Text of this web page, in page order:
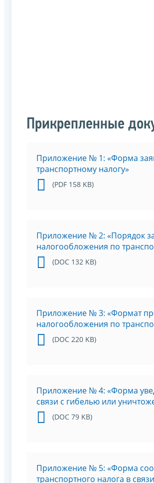
Прикрепленные
Приложение № 1: «Форма
транспортному налогу»
(PDF 158 KB)
Приложение № 2: «Порядок
налогообложения по
(DOC 132 KB)
Приложение № 3: «Формат
налогообложения по
(DOC 220 KB)
Приложение № 4: «Форма
связи с гибелью или
(DOC 79 KB)
Приложение № 5: «Форма
транспортного налога в